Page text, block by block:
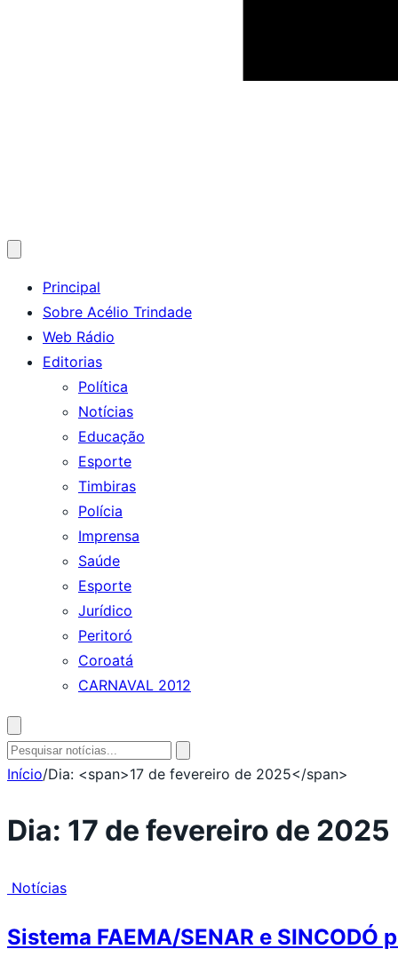
menu
Principal
Sobre Acélio Trindade
Web Rádio
Editorias
Política
Notícias
Educação
Esporte
Timbiras
Polícia
Imprensa
Saúde
Esporte
Jurídico
Peritoró
Coroatá
CARNAVAL 2012
busca
Pesquisar
por:
Início/Dia: <span>17 de fevereiro de 2025</span>
Dia: 17 de fevereiro de 2025
Notícias
Sistema FAEMA/SENAR e